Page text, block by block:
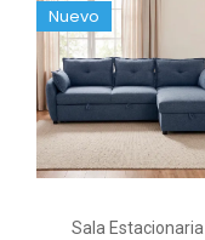
Sala Estacionaria
Nuevo